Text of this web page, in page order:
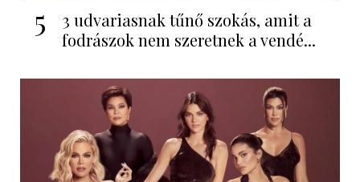
5
3 udvariasnak tűnő szokás, amit a
fodrászok nem szeretnek a vendé...